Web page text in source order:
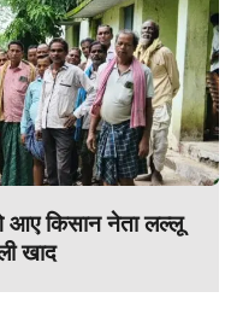
आए किसान नेता लल्लू
खाद